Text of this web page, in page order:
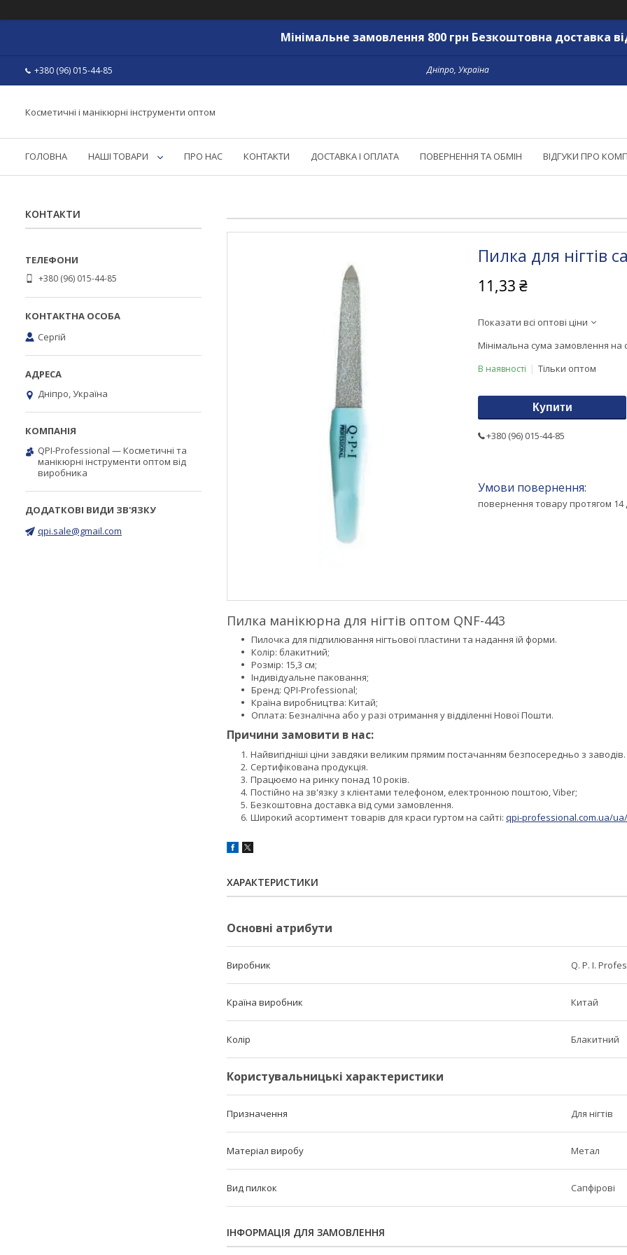
Мінімальне замовлення 800 грн Безкоштовна доставка
+380 (96) 015-44-85 Дніпро, Україна
Косметичні і манікюрні інструменти оптом
ГОЛОВНА НАШІ ТОВАРИ ПРО НАС КОНТАКТИ ДОСТАВКА І ОПЛАТА ПОВЕРНЕННЯ ТА ОБМІН ВІДГУКИ ПРО
Пилка для нігтів
11,33 ₴
Показати всі оптові ціни
Мінімальна сума замовлення на
В наявності Тільки оптом
Купити
+380 (96) 015-44-85
повернення товару протягом 14
Пилка манікюрна для нігтів оптом QNF-443
Пилочка для підпилювання нігтьової пластини та надання їй форми.
Колір: блакитний;
Розмір: 15,3 см;
Індивідуальне паковання;
Бренд: QPI-Professional;
Країна виробництва: Китай;
Оплата: Безналічна або у разі отримання у відділенні Нової Пошти.
Причини замовити в нас:
Найвигідніші ціни завдяки великим прямим постачанням безпосередньо з заводів.
Сертифікована продукція.
Працюємо на ринку понад 10 років.
Постійно на зв'язку з клієнтами телефоном, електронною поштою, Viber;
Безкоштовна доставка від суми замовлення.
Широкий асортимент товарів для краси гуртом на сайті: qpi-professional.com.ua/
ХАРАКТЕРИСТИКИ
Основні атрибути
Виробник Q. P. I.
Країна виробник Китай
Колір Блакитний
Користувальницькі характеристики
Призначення Для нігтів
Матеріал виробу Метал
Вид пилкок Сапфірові
ІНФОРМАЦІЯ ДЛЯ ЗАМОВЛЕННЯ
КОНТАКТИ
+380 (96) 015-44-85
Сергій
Дніпро, Україна
QPI-Professional — Косметичні та
манікюрні інструменти оптом від
виробника
qpi.sale@gmail.com